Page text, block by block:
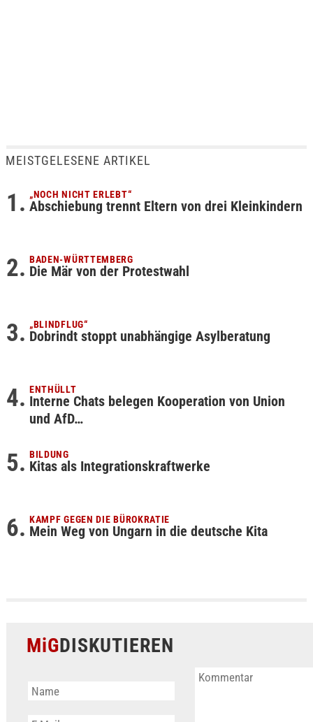
MEISTGELESENE ARTIKEL
„NOCH NICHT ERLEBT“
Abschiebung trennt Eltern von drei Kleinkindern
BADEN-WÜRTTEMBERG
Die Mär von der Protestwahl
„BLINDFLUG“
Dobrindt stoppt unabhängige Asylberatung
ENTHÜLLT
Interne Chats belegen Kooperation von Union
und AfD…
BILDUNG
Kitas als Integrationskraftwerke
KAMPF GEGEN DIE BÜROKRATIE
Mein Weg von Ungarn in die deutsche Kita
MiGDISKUTIEREN